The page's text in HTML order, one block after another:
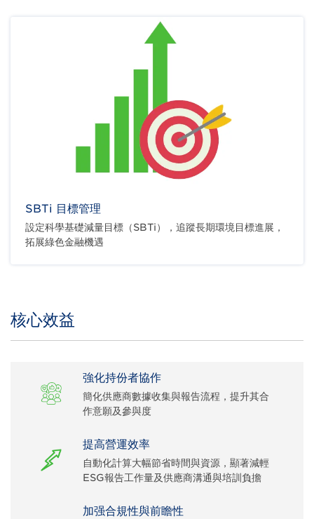
SBTi 目標管理
設定科學基礎減量目標（SBTi），追蹤長期環境目標進展，
拓展綠色金融機遇
核心效益
強化持份者協作
簡化供應商數據收集與報告流程，提升其合
作意願及參與度
提高營運效率
自動化計算大幅節省時間與資源，顯著減輕
ESG報告工作量及供應商溝通與培訓負擔
加强合規性與前瞻性